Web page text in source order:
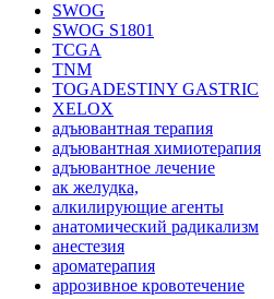
SWOG
SWOG S1801
TCGA
TNM
TOGADESTINY GASTRIC
XELOX
адъювантная терапия
адъювантная химиотерапия
адъювантное лечение
ак желудка,
алкилирующие агенты
анатомический радикализм
анестезия
ароматерапия
аррозивное кровотечение